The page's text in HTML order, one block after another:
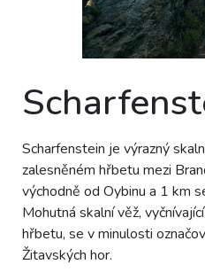
Scharfenstein je výrazný
zalesněném hřbetu mezi
východně od Oybinu a 1 km
Mohutná skalní věž,
hřbetu, se v minulosti
Žitavských hor.